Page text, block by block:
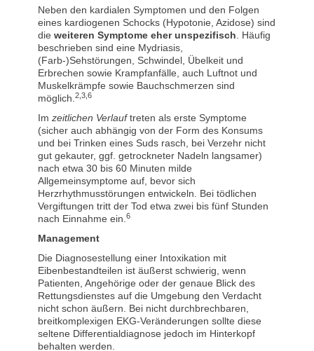
Neben den kardialen Symptomen und den Folgen
eines kardiogenen Schocks (Hypotonie, Azidose) sind
die weiteren Symptome eher unspezifisch. Häufig
beschrieben sind eine Mydriasis,
(Farb-)Sehstörungen, Schwindel, Übelkeit und
Erbrechen sowie Krampfanfälle, auch Luftnot und
Muskelkrämpfe sowie Bauchschmerzen sind
möglich.2,3,6
Im zeitlichen Verlauftreten als erste Symptome
(sicher auch abhängig von der Form des Konsums
und bei Trinken eines Suds rasch, bei Verzehr nicht
gut gekauter, ggf. getrockneter Nadeln langsamer)
nach etwa 30 bis 60 Minuten milde
Allgemeinsymptome auf, bevor sich
Herzrhythmusstörungen entwickeln. Bei tödlichen
Vergiftungen tritt der Tod etwa zwei bis fünf Stunden
nach Einnahme ein.6
Management
Die Diagnosestellung einer Intoxikation mit
Eibenbestandteilen ist äußerst schwierig, wenn
Patienten, Angehörige oder der genaue Blick des
Rettungsdienstes auf die Umgebung den Verdacht
nicht schon äußern. Bei nicht durchbrechbaren,
breitkomplexigen EKG-Veränderungen sollte diese
seltene Differentialdiagnose jedoch im Hinterkopf
behalten werden.